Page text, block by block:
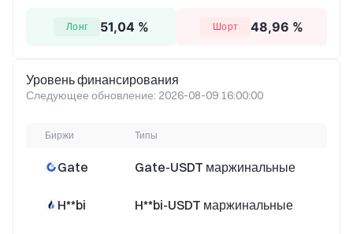
Лонг 51,04 % Шорт 48,96 %
Уровень финансирования
Следующее обновление: 2026-08-09 16:00:00
Биржи Типы
Gate Gate-USDT маржинальные
H**bi H**bi-USDT маржинальные